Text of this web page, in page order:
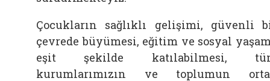
Çocukların sağlıklı gelişimi, güvenli
çevrede büyümesi, eğitim ve sosyal
eşit şekilde katılabilmesi,
kurumlarımızın ve toplumun